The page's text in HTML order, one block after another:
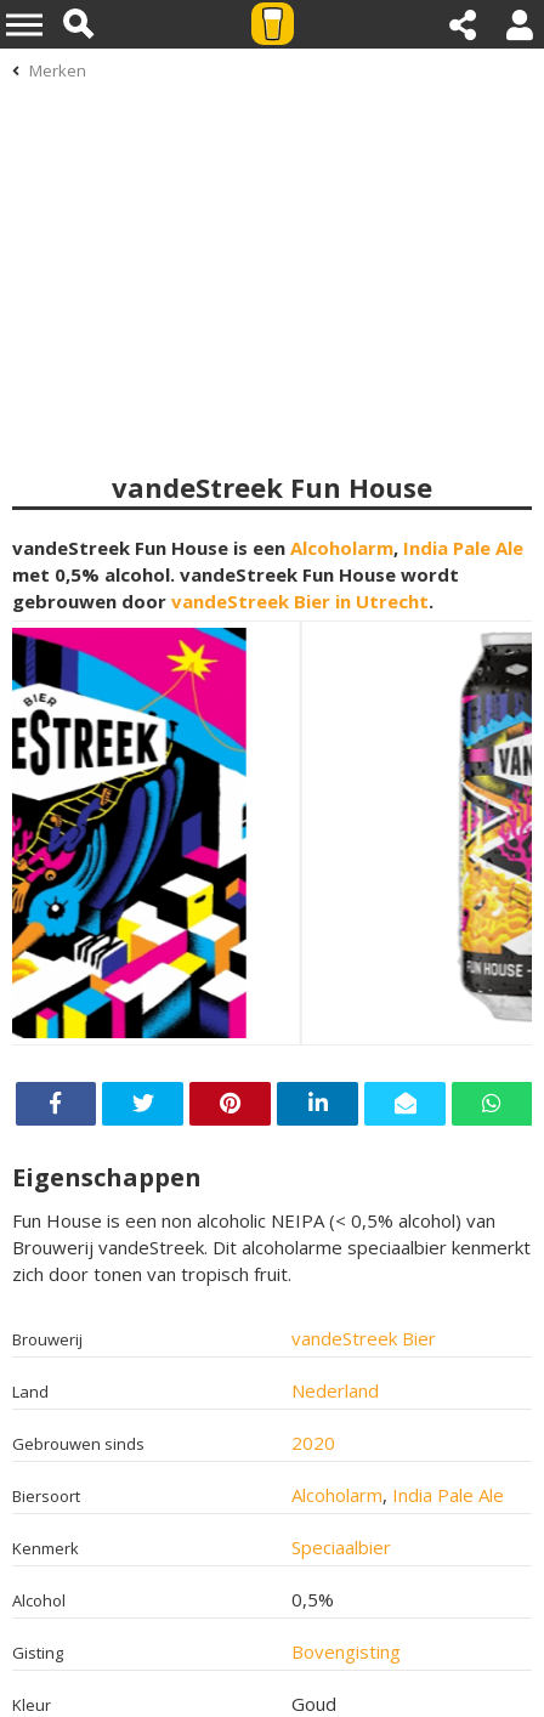
Merken
vandeStreek Fun House
vandeStreek Fun House is een Alcoholarm, India Pale Ale
met 0,5% alcohol. vandeStreek Fun House wordt
gebrouwen door vandeStreek Bier in Utrecht.
Eigenschappen
Fun House is een non alcoholic NEIPA (< 0,5% alcohol) van
Brouwerij vandeStreek. Dit alcoholarme speciaalbier kenmerkt
zich door tonen van tropisch fruit.
Brouwerij vandeStreek Bier
Land Nederland
Gebrouwen sinds 2020
Biersoort Alcoholarm, India Pale Ale
Kenmerk Speciaalbier
Alcohol 0,5%
Gisting Bovengisting
Kleur Goud